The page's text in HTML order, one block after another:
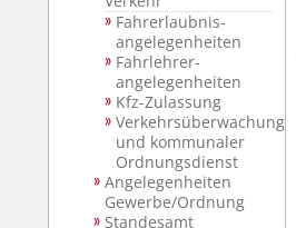
Fahrerlaubnis-
angelegenheiten
Fahrlehrer-
angelegenheiten
Kfz-Zulassung
Verkehrsüberwachung
und kommunaler
Ordnungsdienst
Angelegenheiten
Gewerbe/Ordnung
Standesamt